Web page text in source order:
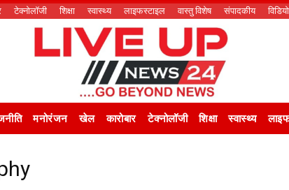
टेक्नोलॉजी शिक्षा स्वास्थ्य लाइफस्टाइल वास्तु विशेष संपादकीय विडियो
मनोरंजन खेल कारोबार टेक्नोलॉजी शिक्षा स्वास्थ्य